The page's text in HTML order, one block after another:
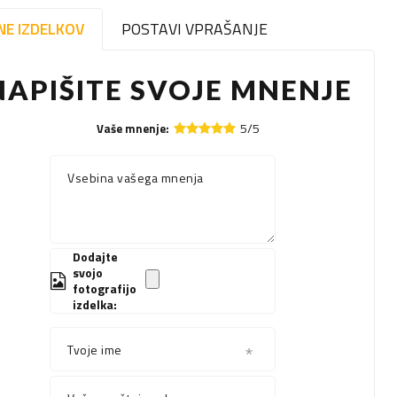
IZDELKOV POSTAVI VPRAŠANJE
SVOJE MNENJE
Vaše mnenje: 5/5
Vsebina vašega mnenja
Dodajte
svojo
fotografijo
izdelka:
Tvoje ime